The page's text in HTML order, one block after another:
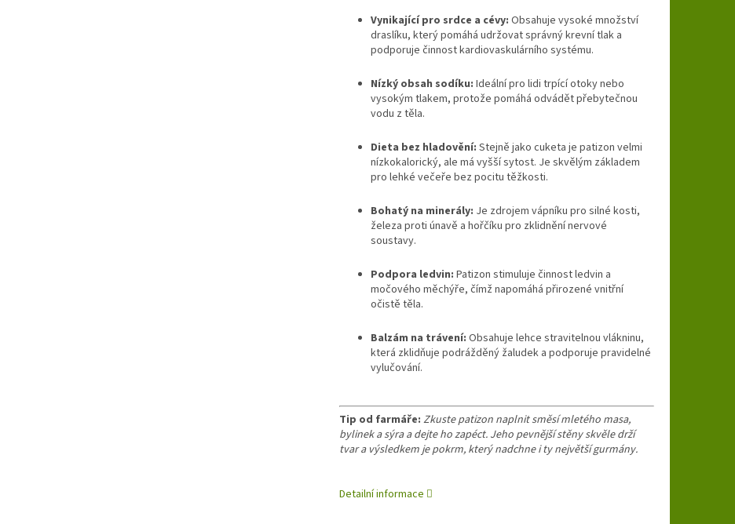
Vynikající pro srdce a cévy: Obsahuje vysoké množství
draslíku, který pomáhá udržovat správný krevní tlak a
podporuje činnost kardiovaskulárního systému.
Nízký obsah sodíku: Ideální pro lidi trpící otoky nebo
vysokým tlakem, protože pomáhá odvádět přebytečnou
vodu z těla.
Dieta bez hladovění: Stejně jako cuketa je patizon velmi
nízkokalorický, ale má vyšší sytost. Je skvělým základem
pro lehké večeře bez pocitu těžkosti.
Bohatý na minerály: Je zdrojem vápníku pro silné kosti,
železa proti únavě a hořčíku pro zklidnění nervové
soustavy.
Podpora ledvin: Patizon stimuluje činnost ledvin a
močového měchýře, čímž napomáhá přirozené vnitřní
očistě těla.
Balzám na trávení: Obsahuje lehce stravitelnou vlákninu,
která zklidňuje podrážděný žaludek a podporuje pravidelné
vylučování.
Tip od farmáře: Zkuste patizon naplnit směsí mletého masa,
bylinek a sýra a dejte ho zapéct. Jeho pevnější stěny skvěle drží
tvar a výsledkem je pokrm, který nadchne i ty největší gurmány.
Detailní informace